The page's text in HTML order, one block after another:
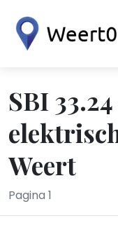
SBI
Weert
Pagina 1